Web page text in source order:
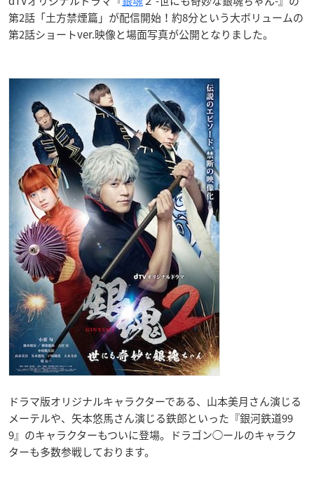
第2話「土方禁煙篇」が配信開始！約8分という大ボリュームの
第2話ショートver.映像と場面写真が公開となりました。
ドラマ版オリジナルキャラクターである、山本美月さん演じる
メーテルや、矢本悠馬さん演じる鉄郎といった『銀河鉄道99
9』のキャラクターもついに登場。ドラゴン◯ールのキャラク
ターも多数参戦しております。